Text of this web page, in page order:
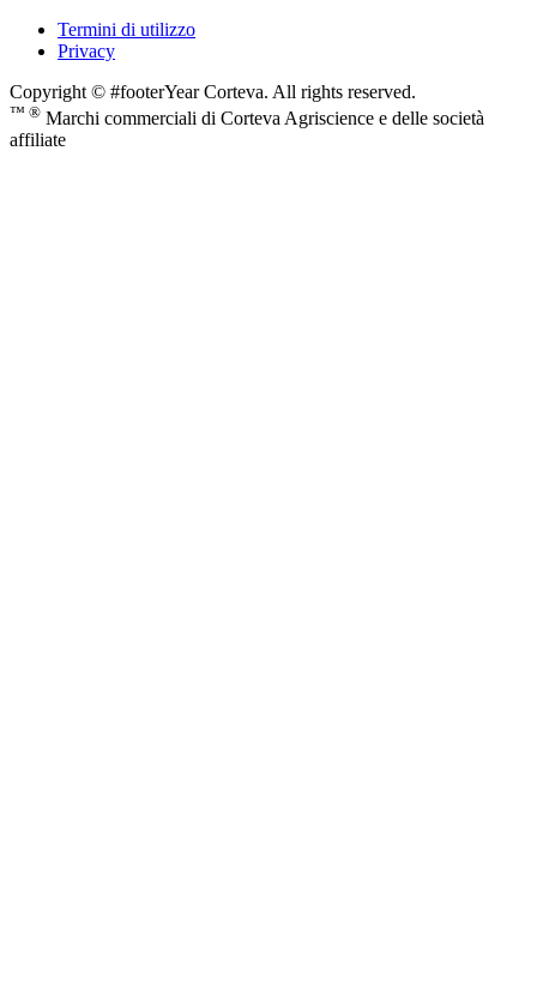
Termini di utilizzo
Privacy
Copyright © #footerYear Corteva. All rights reserved.
™ ® Marchi commerciali di Corteva Agriscience e delle società
affiliate